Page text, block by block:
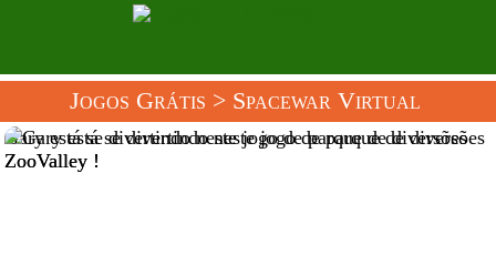
Jogos Grátis > Spacewar Virtual
Gary está se divertindo neste jogo de parque de diversões
ZooValley !